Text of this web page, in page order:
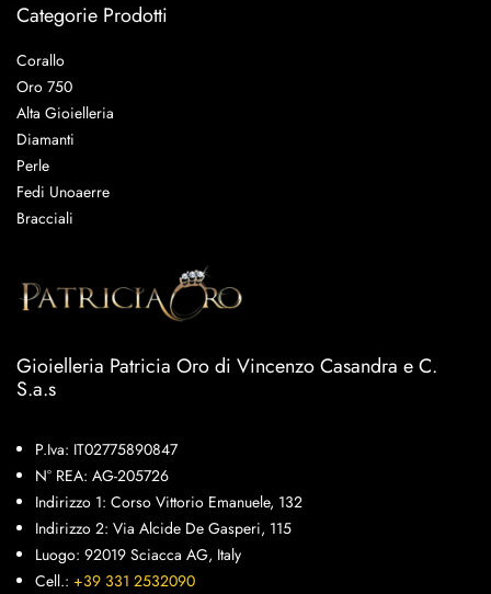
Gioielleria Patricia Oro di Vincenzo Casandra e C.
S.a.s
P.Iva: IT02775890847
N° REA: AG-205726
Indirizzo 1: Corso Vittorio Emanuele, 132
Indirizzo 2: Via Alcide De Gasperi, 115
Luogo: 92019 Sciacca AG, Italy
Cell.: +39 331 2532090
Categorie Prodotti
Corallo
Oro 750
Alta Gioielleria
Diamanti
Perle
Fedi Unoaerre
Bracciali